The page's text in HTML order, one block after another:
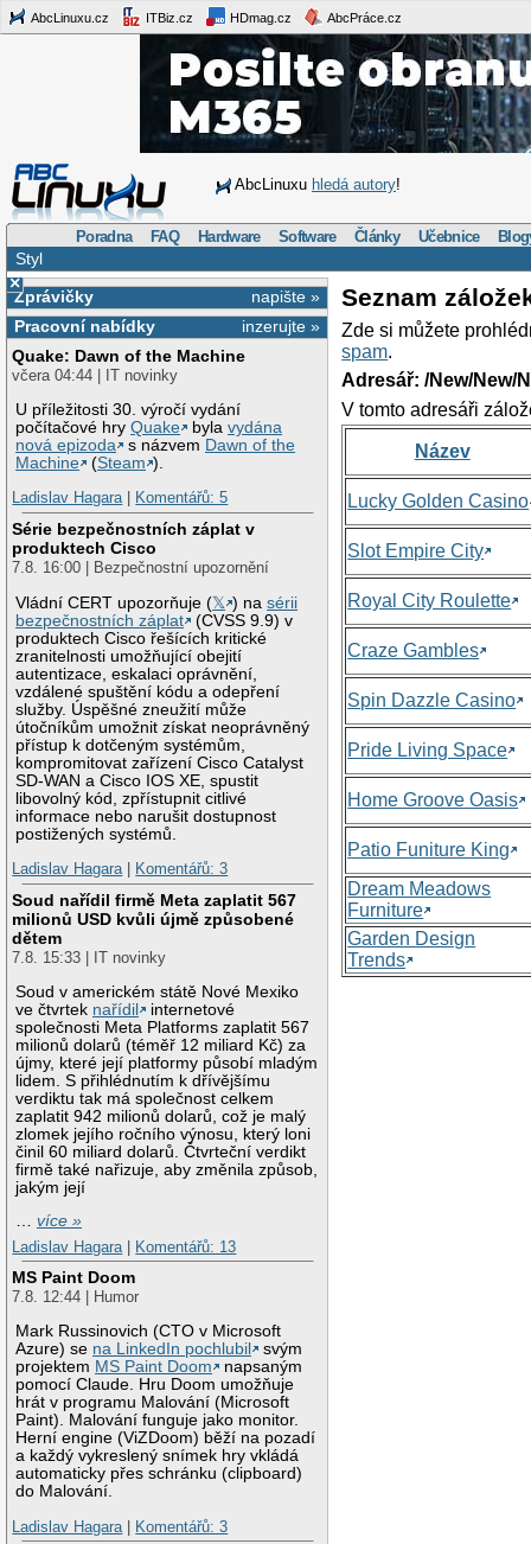
AbcLinuxu.cz ITBiz.cz HDmag.cz AbcPráce.cz
AbcLinuxu hledá autory!
Poradna FAQ Hardware Software Články Učebnice
Styl
×
napište »
Zprávičky
inzerujte »
Pracovní nabídky
Quake: Dawn of the Machine
včera 04:44 | IT novinky
U příležitosti 30. výročí vydání
počítačové hryQuake bylavydána
nová epizoda
s názvem Dawn of the
Machine
(Steam ).
Ladislav Hagara| Komentářů: 5
Série bezpečnostních záplat v
produktech Cisco
7.8. 16:00 | Bezpečnostní upozornění
Vládní CERT upozorňuje (𝕏 ) nasérii
bezpečnostních záplat
(CVSS 9.9) v
produktech Cisco řešících kritické
zranitelnosti umožňující obejití
autentizace, eskalaci oprávnění,
vzdálené spuštění kódu a odepření
služby. Úspěšné zneužití může
útočníkům umožnit získat neoprávněný
přístup k dotčeným systémům,
kompromitovat zařízení Cisco Catalyst
SD-WAN a Cisco IOS XE, spustit
libovolný kód, zpřístupnit citlivé
informace nebo narušit dostupnost
postižených systémů.
Ladislav Hagara| Komentářů: 3
Soud nařídil firmě Meta zaplatit 567
milionů USD kvůli újmě způsobené
dětem
7.8. 15:33 | IT novinky
Soud v americkém státě Nové Mexiko
ve čtvrtek nařídil
internetové
společnosti Meta Platforms zaplatit 567
milionů dolarů (téměř 12 miliard Kč) za
újmy, které její platformy působí mladým
lidem. S přihlédnutím k dřívějšímu
verdiktu tak má společnost celkem
zaplatit 942 milionů dolarů, což je malý
zlomek jejího ročního výnosu, který loni
činil 60 miliard dolarů. Čtvrteční verdikt
firmě také nařizuje, aby změnila způsob,
jakým její
…více »
Ladislav Hagara
Komentářů: 13
MS Paint Doom
7.8. 12:44 | Humor
Mark Russinovich (CTO v Microsoft
Azure) se na LinkedIn pochlubil
svým
projektem MS Paint Doom
napsaným
pomocí Claude. Hru Doom umožňuje
hrát v programu Malování (Microsoft
Paint). Malování funguje jako monitor.
Herní engine (ViZDoom) běží na pozadí
a každý vykreslený snímek hry vkládá
automaticky přes schránku (clipboard)
do Malování.
Ladislav Hagara
Komentářů: 3
Seznam
Zde si můžete
spam.
Adresář: /New/New/
V tomto adresáři
Název
Lucky Golden Casino
Slot Empire City
Royal City Roulette
Craze Gambles
Spin Dazzle Casino
Pride Living Space
Home Groove Oasis
Patio Funiture King
Dream Meadows
Furniture
Garden Design
Trends